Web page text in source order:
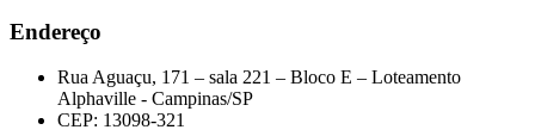
Endereço
Rua Aguaçu, 171 – sala 221 – Bloco E – Loteamento
Alphaville - Campinas/SP
CEP: 13098-321